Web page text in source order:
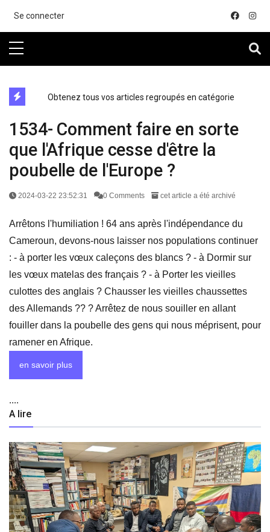
Se connecter
Obtenez tous vos articles regroupés en catégorie
1534- Comment faire en sorte
que l'Afrique cesse d'être la
poubelle de l'Europe ?
2024-03-22 23:52:31 0 Comments cet article a été archivé
Arrêtons l'humiliation ! 64 ans après l'indépendance du
Cameroun, devons-nous laisser nos populations continuer
: - à porter les vœux caleçons des blancs ? - à Dormir sur
les vœux matelas des français ? - à Porter les vieilles
culottes des anglais ? Chausser les vieilles chaussettes
des Allemands ?? ? Arrêtez de nous souiller en allant
fouiller dans la poubelle des gens qui nous méprisent, pour
ramener en Afrique.
en savoir plus
....
A lire